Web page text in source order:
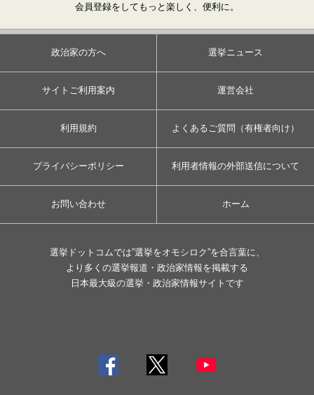
会員登録をしてもっと楽しく、便利に。
政治家の方へ 選挙ニュース
サイトご利用案内 運営会社
利用規約 よくあるご質問（有権者向け）
プライバシーポリシー 利用者情報の外部送信について
お問い合わせ ホーム
選挙ドットコムでは”選挙をオモシロク”を合言葉に、
より多くの選挙報道・政治家情報を掲載する
日本最大級の選挙・政治家情報サイトです